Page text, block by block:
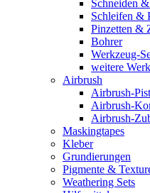
Schneiden
Schleifen &
Pinzetten &
Bohrer
Werkzeug-
weitere
Airbrush
Airbrush-
Airbrush-
Airbrush-
Maskingtapes
Kleber
Grundierungen
Pigmente &
Weathering Sets